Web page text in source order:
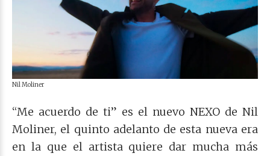
Nil Moliner
“Me acuerdo de ti” es el nuevo NEXO de Nil
Moliner, el quinto adelanto de esta nueva era
en la que el artista quiere dar mucha más